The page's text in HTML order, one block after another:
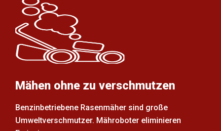
Mähen ohne zu verschmutzen
Benzinbetriebene Rasenmäher sind große
Umweltverschmutzer. Mähroboter eliminieren